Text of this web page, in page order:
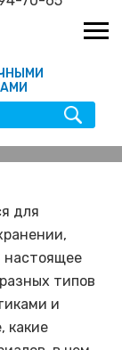
для
настоящее
типов
и
какие